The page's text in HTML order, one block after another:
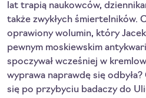
lat trapią naukowców,
także zwykłych śmiertelników.
oprawiony wolumin, który
pewnym moskiewskim
spoczywał wcześniej w
wyprawa naprawdę się
się po przybyciu badaczy do